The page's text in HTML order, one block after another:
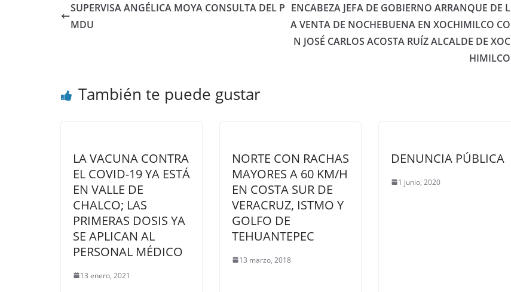
SUPERVISA ANGÉLICA MOYA CONSULTA DEL P
MDU
ENCABEZA JEFA DE GOBIERNO ARRANQUE DE L
A VENTA DE NOCHEBUENA EN XOCHIMILCO CO
N JOSÉ CARLOS ACOSTA RUÍZ ALCALDE DE XOC
HIMILCO
También te puede gustar
LA VACUNA CONTRA
EL COVID-19 YA ESTÁ
EN VALLE DE
CHALCO; LAS
PRIMERAS DOSIS YA
SE APLICAN AL
PERSONAL MÉDICO
13 enero, 2021
NORTE CON RACHAS
MAYORES A 60 KM/H
EN COSTA SUR DE
VERACRUZ, ISTMO Y
GOLFO DE
TEHUANTEPEC
13 marzo, 2018
DENUNCIA PÚBLICA
1 junio, 2020